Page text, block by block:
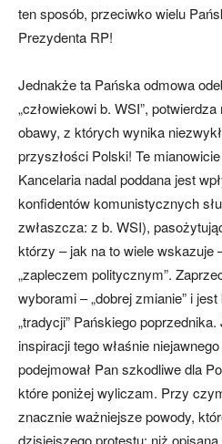
ten sposób, przeciwko wielu
Prezydenta RP!
Jednakże ta Pańska odmowa
„człowiekowi b. WSI”,
obawy, z których wynika
przyszłości Polski! Te
Kancelaria nadal poddana jest
konfidentów komunistycznych
zwłaszcza: z b. WSI),
którzy – jak na to wiele wskazuje
„zapleczem politycznym”.
wyborami – „dobrej zmianie” i
„tradycji” Pańskiego
inspiracji tego właśnie
podejmował Pan szkodliwe dla
które poniżej wyliczam. Przy
znacznie ważniejsze powody,
dzisiejszego protestu; niż